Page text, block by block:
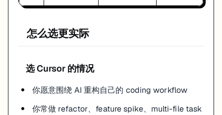
怎么选更实际
选 Cursor 的情况
你愿意围绕 AI 重构自己的 coding workflow
你常做 refactor、feature spike、multi-file task